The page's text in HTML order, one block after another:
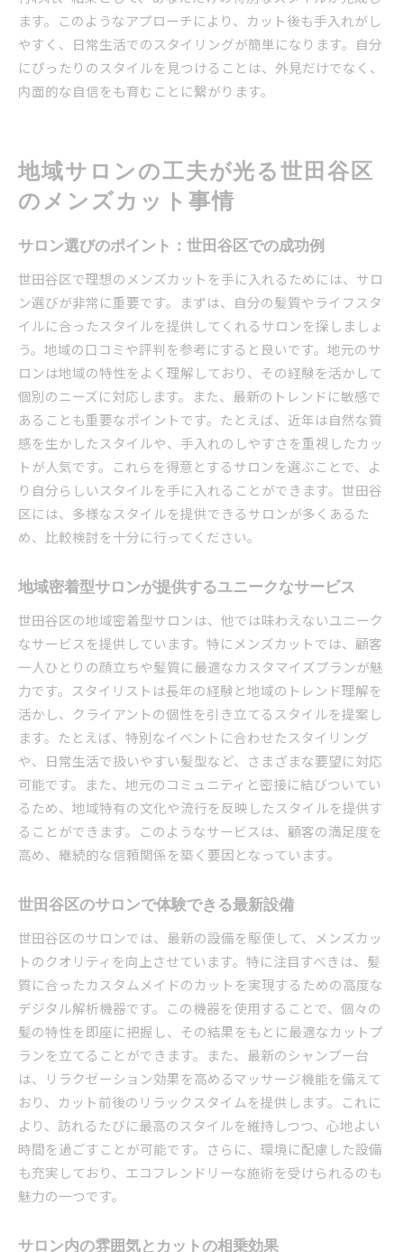
ます。このようなアプローチにより、カット後も手入れがし
やすく、日常生活でのスタイリングが簡単になります。自分
にぴったりのスタイルを見つけることは、外見だけでなく、
内面的な自信をも育むことに繋がります。
地域サロンの工夫が光る世田谷区
のメンズカット事情
サロン選びのポイント：世田谷区での成功例
世田谷区で理想のメンズカットを手に入れるためには、サロ
ン選びが非常に重要です。まずは、自分の髪質やライフスタ
イルに合ったスタイルを提供してくれるサロンを探しましょ
う。地域の口コミや評判を参考にすると良いです。地元のサ
ロンは地域の特性をよく理解しており、その経験を活かして
個別のニーズに対応します。また、最新のトレンドに敏感で
あることも重要なポイントです。たとえば、近年は自然な質
感を生かしたスタイルや、手入れのしやすさを重視したカッ
トが人気です。これらを得意とするサロンを選ぶことで、よ
り自分らしいスタイルを手に入れることができます。世田谷
区には、多様なスタイルを提供できるサロンが多くあるた
め、比較検討を十分に行ってください。
地域密着型サロンが提供するユニークなサービス
世田谷区の地域密着型サロンは、他では味わえないユニーク
なサービスを提供しています。特にメンズカットでは、顧客
一人ひとりの顔立ちや髪質に最適なカスタマイズプランが魅
力です。スタイリストは長年の経験と地域のトレンド理解を
活かし、クライアントの個性を引き立てるスタイルを提案し
ます。たとえば、特別なイベントに合わせたスタイリング
や、日常生活で扱いやすい髪型など、さまざまな要望に対応
可能です。また、地元のコミュニティと密接に結びついてい
るため、地域特有の文化や流行を反映したスタイルを提供す
ることができます。このようなサービスは、顧客の満足度を
高め、継続的な信頼関係を築く要因となっています。
世田谷区のサロンで体験できる最新設備
世田谷区のサロンでは、最新の設備を駆使して、メンズカッ
トのクオリティを向上させています。特に注目すべきは、髪
質に合ったカスタムメイドのカットを実現するための高度な
デジタル解析機器です。この機器を使用することで、個々の
髪の特性を即座に把握し、その結果をもとに最適なカットプ
ランを立てることができます。また、最新のシャンプー台
は、リラクゼーション効果を高めるマッサージ機能を備えて
おり、カット前後のリラックスタイムを提供します。これに
より、訪れるたびに最高のスタイルを維持しつつ、心地よい
時間を過ごすことが可能です。さらに、環境に配慮した設備
も充実しており、エコフレンドリーな施術を受けられるのも
魅力の一つです。
サロン内の雰囲気とカットの相乗効果